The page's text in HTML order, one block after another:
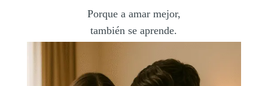
Porque a amar mejor,
también se aprende.